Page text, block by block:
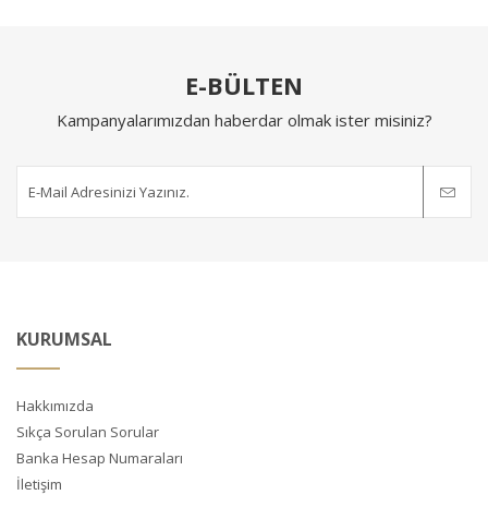
E-BÜLTEN
Kampanyalarımızdan haberdar olmak ister misiniz?
KURUMSAL
Hakkımızda
Sıkça Sorulan Sorular
Banka Hesap Numaraları
İletişim